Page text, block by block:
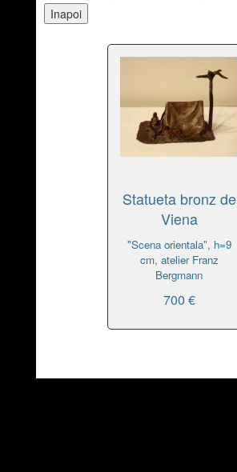
Statueta bronz de
Viena
"Scena orientala", h=9
cm, atelier Franz
Bergmann
700 €